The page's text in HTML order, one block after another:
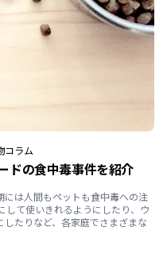
コラム
ドの食中毒事件を紹介
は人間もペットも食中毒への注
して使いきれるようにしたり、ウ
たりなど、各家庭でさまざまな